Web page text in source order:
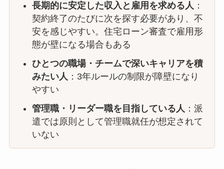
長期的に安定した収入と雇用を求める人 ：
契約終了のたびに次を探す必要があり、不
安を感じやすい。住宅ローン審査で雇用形
態が壁になる場合もある
ひとつの職場・チームで深いキャリアを積
みたい人 ：3年ルールの制限が障壁になり
やすい
管理職・リーダー職を目指している人 ：派
遣では原則として管理職就任が想定されて
いない